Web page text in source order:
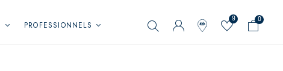
PROFESSIONNELS
9 0